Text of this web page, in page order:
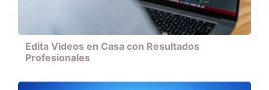
Edita Videos en Casa con Resultados
Profesionales